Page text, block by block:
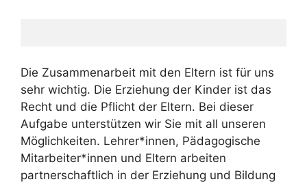
Die Zusammenarbeit mit den Eltern ist für uns
sehr wichtig. Die Erziehung der Kinder ist das
Recht und die Pflicht der Eltern. Bei dieser
Aufgabe unterstützen wir Sie mit all unseren
Möglichkeiten. Lehrer*innen, Pädagogische
Mitarbeiter*innen und Eltern arbeiten
partnerschaftlich in der Erziehung und Bildung